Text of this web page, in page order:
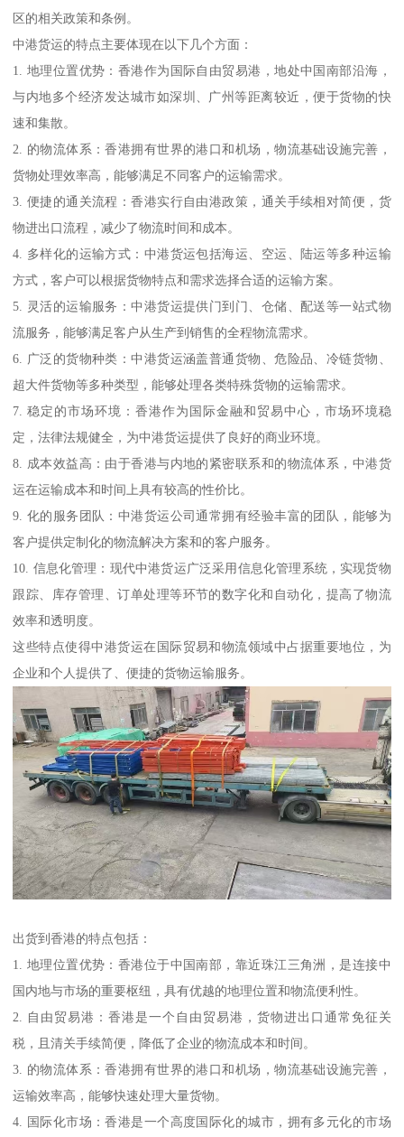
区的相关政策和条例。
中港货运的特点主要体现在以下几个方面：
1. 地理位置优势：香港作为国际自由贸易港，地处中国南部沿海，
与内地多个经济发达城市如深圳、广州等距离较近，便于货物的快
速和集散。
2. 的物流体系：香港拥有世界的港口和机场，物流基础设施完善，
货物处理效率高，能够满足不同客户的运输需求。
3. 便捷的通关流程：香港实行自由港政策，通关手续相对简便，货
物进出口流程，减少了物流时间和成本。
4. 多样化的运输方式：中港货运包括海运、空运、陆运等多种运输
方式，客户可以根据货物特点和需求选择合适的运输方案。
5. 灵活的运输服务：中港货运提供门到门、仓储、配送等一站式物
流服务，能够满足客户从生产到销售的全程物流需求。
6. 广泛的货物种类：中港货运涵盖普通货物、危险品、冷链货物、
超大件货物等多种类型，能够处理各类特殊货物的运输需求。
7. 稳定的市场环境：香港作为国际金融和贸易中心，市场环境稳
定，法律法规健全，为中港货运提供了良好的商业环境。
8. 成本效益高：由于香港与内地的紧密联系和的物流体系，中港货
运在运输成本和时间上具有较高的性价比。
9. 化的服务团队：中港货运公司通常拥有经验丰富的团队，能够为
客户提供定制化的物流解决方案和的客户服务。
10. 信息化管理：现代中港货运广泛采用信息化管理系统，实现货物
跟踪、库存管理、订单处理等环节的数字化和自动化，提高了物流
效率和透明度。
这些特点使得中港货运在国际贸易和物流领域中占据重要地位，为
企业和个人提供了、便捷的货物运输服务。
出货到香港的特点包括：
1. 地理位置优势：香港位于中国南部，靠近珠江三角洲，是连接中
国内地与市场的重要枢纽，具有优越的地理位置和物流便利性。
2. 自由贸易港：香港是一个自由贸易港，货物进出口通常免征关
税，且清关手续简便，降低了企业的物流成本和时间。
3. 的物流体系：香港拥有世界的港口和机场，物流基础设施完善，
运输效率高，能够快速处理大量货物。
4. 国际化市场：香港是一个高度国际化的城市，拥有多元化的市场